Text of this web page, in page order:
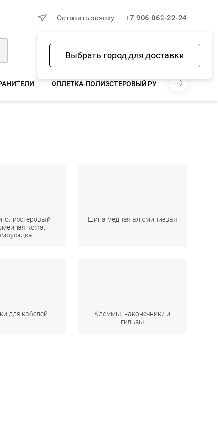
Выбрать город для доставки
Оставить заявку +7 906 862-22-24
Избранное Сравнение Корзина
ОПЛЕТКА-ПОЛИЭСТЕРОВЫЙ РУКАВ-ЗМЕИНАЯ
кожа,
Шина медная алюминиевая
для кабелей
Клеммы, наконечники и
гильзы